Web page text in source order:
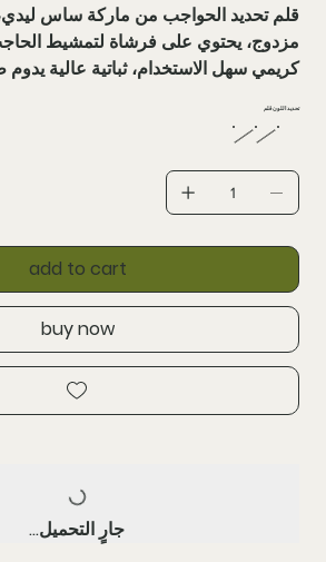
قلم تحديد الحواجب من ماركة ساس
مزدوج، يحتوي على فرشاة لتمشيط
كريمي سهل الاستخدام، ثباتية عالية يدوم
تحدید اللون قلم
add to cart
buy now
جارٍ التحميل...